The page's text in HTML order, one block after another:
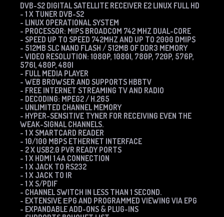
DVB-S2 DIGITAL SATELLITE RECEIVER E2 LINUX FULL HD
- 1 X TUNER DVB-S2
- LINUX OPERATIONAL SYSTEM
- PROCESSOR: MIPS BROADCOM 742 MHZ DUAL-CORE
- SPEED UP TO SPEED 742MHZ AND UP TO 2000 DMIPS
- 512MB SLC NAND FLASH / 512MB OF DDR3 MEMORY
- VIDEO RESOLUTION: 1080P, 1080I, 780P, 720P, 576P,
576I, 480P, 480I
- FULL MEDIA PLAYER
- WEB BROWSER AND SUPPORTS HBBTV
- FREE INTERNET STREAMING TV AND RADIO
- DECODING: MPEG2 / H.265
- UNLIMITED CHANNEL MEMORY
- HYPER-SENSITIVE TYNER FOR RECEIVING EVEN THE
WEAK-SIGNAL CHANNELS.
- 1 X SMARTCARD READER
- 10/100 MBPS ETHERNET INTERFACE
- 2 X USB2.0 PVR READY PORTS
- 1 X HDMI 1.4A CONNECTION
- 1 X JACK TO RS232
- 1 X JACK TO IR
- 1 X S/PDIF
- CHANNEL SWITCH IN LESS THAN 1 SECOND.
- EXTENSIVE ΕPG AND PROGRAMMED VIEWING VIA EPG
- EXPANDABLE ADD-ONS & PLUG-INS